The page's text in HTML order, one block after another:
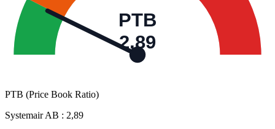
PTB
2,89
PTB (Price Book Ratio)
Systemair AB : 2,89